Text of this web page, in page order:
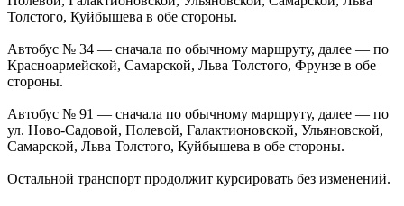
августа
08.08.2026 | 09:54
Кардиолог Алексей Алексеенко рассказал, как снизить риски
для здоровья в жару
08.08.2026 | 09:07
8 августа вражеские БПЛА атаковали промышленное
предприятие в Самарской области
08.08.2026 | 09:02
В Кошкинском районе благоустраивают 7 общественных
территорий
08.08.2026 | 08:07
+32 °C и вечерний дождь: погода в Самарской области 8
Толстого, Куйбышева в обе стороны.
Автобус № 34 — сначала по обычному маршруту, далее — по
Красноармейской, Самарской, Льва Толстого, Фрунзе в обе
стороны.
Автобус № 91 — сначала по обычному маршруту, далее — по
ул. Ново-Садовой, Полевой, Галактионовской, Ульяновской,
Самарской, Льва Толстого, Куйбышева в обе стороны.
Остальной транспорт продолжит курсировать без изменений.